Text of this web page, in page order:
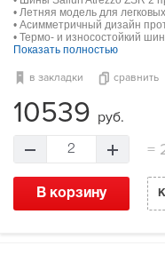
• Летняя модель для
• Асимметричный дизайн
• Термо- и износостойкий
Показать полностью
в закладки сравнить
10539 руб.
2 =
В корзину